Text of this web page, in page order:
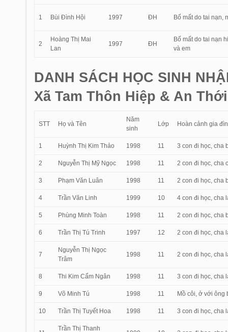
1 Bùi Đình Hội 1997 ĐH Bố mất do tai nạn,
2
Hoàng Thị Mai
Lan
1997 ĐH
Bố mất do tai nạn
và em
DANH SÁCH HỌC SINH
Xã Tam Thôn Hiệp & An
STT Họ và Tên
Năm
sinh
Lớp Hoàn cảnh gia
1 Huỳnh Thị Kim Thảo 1998 11 3 con đi học, cha
2 Nguyễn Thị Mỹ Ngọc 1998 11 2 con đi học, cha
3 Phạm Văn Luân 1998 11 2 con đi học, cha
4 Trần Văn Linh 1999 10 4 con đi học, cha
5 Phùng Minh Toàn 1998 11 2 con đi học, cha
6 Trần Thị Tú Trinh 1997 12 2 con đi học, cha
7
Nguyễn Thị Ngọc
Trâm
1998 11 2 con đi học, cha
8 Thi Kim Cẩm Ngân 1998 11 3 con đi học, cha
9 Võ Minh Tú 1998 11 Mồ côi, ở với ông
10 Trần Thị Tuyết Hoa 1998 11 3 con đi học, cha
Trần Thị Thanh